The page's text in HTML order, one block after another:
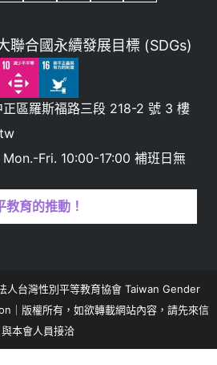
聯合國永續發展目標 (SDGs)
區羅斯福路三段 218-2 號 3 樓
Fri. 10:00-17:00 補班日無
育的推動！
台灣性別平等教育協會 Taiwan Gender
｜版權所有，如欲轉載網站內容，請先來信
與本會人員接洽